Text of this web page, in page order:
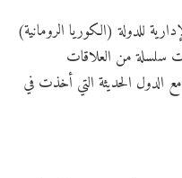
للدولة (الكوريا الرومانية)
سلسلة من العلاقات
مع الدول الحديثة التي أخذت في